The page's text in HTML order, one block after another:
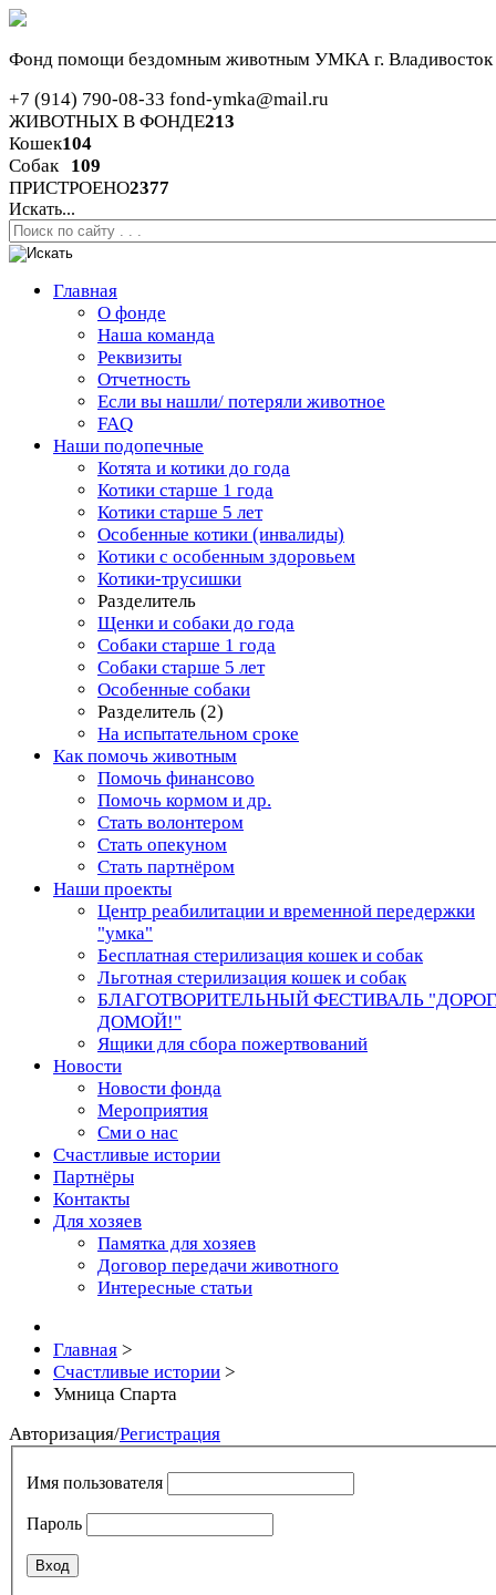
Фонд помощи бездомным животным УМКА г. Владивосток
+7 (914) 790-08-33 fond-ymka@mail.ru
ЖИВОТНЫХ В ФОНДЕ213
Кошек104
Собак
109
ПРИСТРОЕНО2377
Искать...
Главная
О фонде
Наша команда
Реквизиты
Отчетность
Если вы нашли/ потеряли животное
FAQ
Наши подопечные
Котята и котики до года
Котики старше 1 года
Котики старше 5 лет
Особенные котики (инвалиды)
Котики с особенным здоровьем
Котики-трусишки
Разделитель
Щенки и собаки до года
Собаки старше 1 года
Собаки старше 5 лет
Особенные собаки
Разделитель (2)
На испытательном сроке
Как помочь животным
Помочь финансово
Помочь кормом и др.
Стать волонтером
Стать опекуном
Стать партнёром
Наши проекты
Центр реабилитации и временной передержки
"умка"
Бесплатная стерилизация кошек и собак
Льготная стерилизация кошек и собак
БЛАГОТВОРИТЕЛЬНЫЙ ФЕСТИВАЛЬ
ДОМОЙ!"
Ящики для сбора пожертвований
Новости
Новости фонда
Мероприятия
Сми о нас
Счастливые истории
Партнёры
Контакты
Для хозяев
Памятка для хозяев
Договор передачи животного
Интересные статьи
Главная >
Счастливые истории >
Умница Спарта
Авторизация/Регистрация
Имя пользователя
Пароль